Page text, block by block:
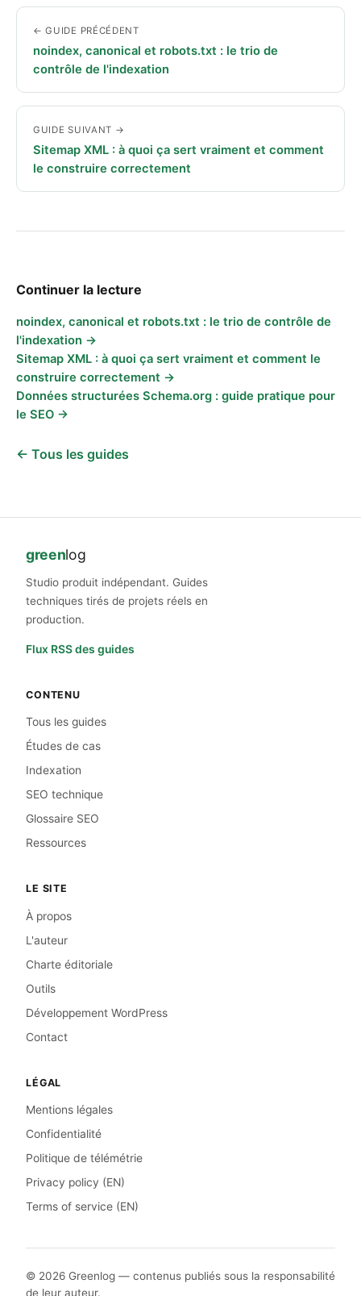
← GUIDE PRÉCÉDENT
noindex, canonical et robots.txt : le trio de
contrôle de l'indexation
GUIDE SUIVANT →
Sitemap XML : à quoi ça sert vraiment et comment
le construire correctement
Continuer la lecture
noindex, canonical et robots.txt : le trio de contrôle de
l'indexation →
Sitemap XML : à quoi ça sert vraiment et comment le
construire correctement →
Données structurées Schema.org : guide pratique pour
le SEO →
← Tous les guides
greenlog
Studio produit indépendant. Guides
techniques tirés de projets réels en
production.
Flux RSS des guides
CONTENU
Tous les guides
Études de cas
Indexation
SEO technique
Glossaire SEO
Ressources
LE SITE
À propos
L'auteur
Charte éditoriale
Outils
Développement WordPress
Contact
LÉGAL
Mentions légales
Confidentialité
Politique de télémétrie
Privacy policy (EN)
Terms of service (EN)
© 2026 Greenlog — contenus publiés sous la responsabilité
de leur auteur.